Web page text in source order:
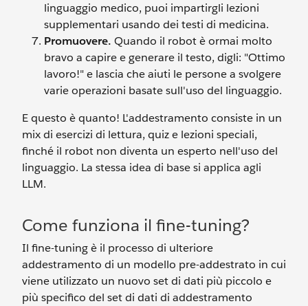
linguaggio medico, puoi impartirgli lezioni
supplementari usando dei testi di medicina.
Promuovere. Quando il robot è ormai molto
bravo a capire e generare il testo, digli: "Ottimo
lavoro!" e lascia che aiuti le persone a svolgere
varie operazioni basate sull'uso del linguaggio.
E questo è quanto! L'addestramento consiste in un
mix di esercizi di lettura, quiz e lezioni speciali,
finché il robot non diventa un esperto nell'uso del
linguaggio. La stessa idea di base si applica agli
LLM.
Come funziona il fine-tuning?
Il fine-tuning è il processo di ulteriore
addestramento di un modello pre-addestrato in cui
viene utilizzato un nuovo set di dati più piccolo e
più specifico del set di dati di addestramento